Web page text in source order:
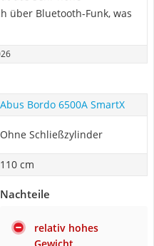
über Bluetooth-Funk, was
Abus Bordo 6500A SmartX
Ohne Schließzylinder
110 cm
Nachteile
relativ hohes